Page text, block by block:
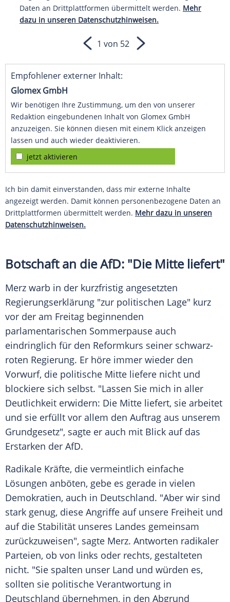
Daten an Drittplattformen übermittelt werden. Mehr
dazu in unseren Datenschutzhinweisen.
1 von 52
Empfohlener externer Inhalt:
Glomex GmbH
Wir benötigen Ihre Zustimmung, um den von unserer
Redaktion eingebundenen Inhalt von Glomex GmbH
anzuzeigen. Sie können diesen mit einem Klick anzeigen
lassen und auch wieder deaktivieren.
jetzt aktivieren
Ich bin damit einverstanden, dass mir externe Inhalte
angezeigt werden. Damit können personenbezogene Daten an
Drittplattformen übermittelt werden. Mehr dazu in unseren
Datenschutzhinweisen.
Botschaft an die AfD: "Die Mitte liefert"
Merz warb in der kurzfristig angesetzten
Regierungserklärung "zur politischen Lage" kurz
vor der am Freitag beginnenden
parlamentarischen Sommerpause auch
eindringlich für den Reformkurs seiner schwarz-
roten Regierung. Er höre immer wieder den
Vorwurf, die politische Mitte liefere nicht und
blockiere sich selbst. "Lassen Sie mich in aller
Deutlichkeit erwidern: Die Mitte liefert, sie arbeitet
und sie erfüllt vor allem den Auftrag aus unserem
Grundgesetz", sagte er auch mit Blick auf das
Erstarken der AfD.
Radikale Kräfte, die vermeintlich einfache
Lösungen anböten, gebe es gerade in vielen
Demokratien, auch in Deutschland. "Aber wir sind
stark genug, diese Angriffe auf unsere Freiheit und
auf die Stabilität unseres Landes gemeinsam
zurückzuweisen", sagte Merz. Antworten radikaler
Parteien, ob von links oder rechts, gestalteten
nicht. "Sie spalten unser Land und würden es,
sollten sie politische Verantwortung in
Deutschland übernehmen, in den Abgrund